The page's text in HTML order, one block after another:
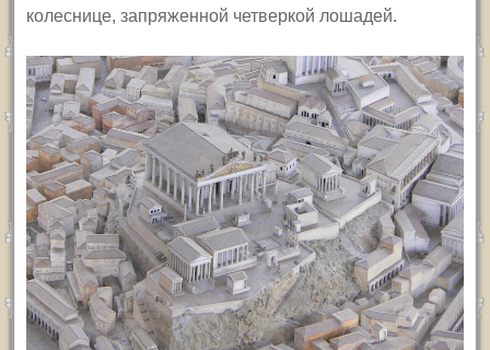
колеснице, запряженной четверкой лошадей.